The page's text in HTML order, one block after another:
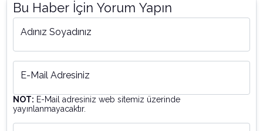
Bu Haber İçin Yorum Yapın
Adınız Soyadınız
E-Mail Adresiniz
NOT: E-Mail adresiniz web sitemiz üzerinde
yayınlanmayacaktır.